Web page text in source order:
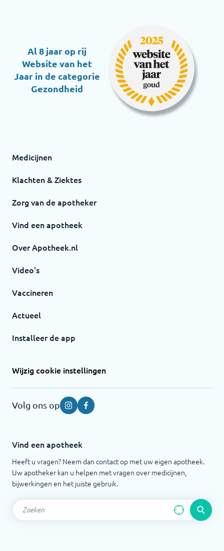
Al 8 jaar op rij
Website van het
Jaar in de categorie
Gezondheid
Medicijnen
Klachten & Ziektes
Zorg van de apotheker
Vind een apotheek
Over Apotheek.nl
Video's
Vaccineren
Actueel
Installeer de app
Wijzig cookie instellingen
Volg ons op InstagramFacebook
Vind een apotheek
Heeft u vragen? Neem dan contact op met uw eigen apotheek.
Uw apotheker kan u helpen met vragen over medicijnen,
bijwerkingen en het juiste gebruik.